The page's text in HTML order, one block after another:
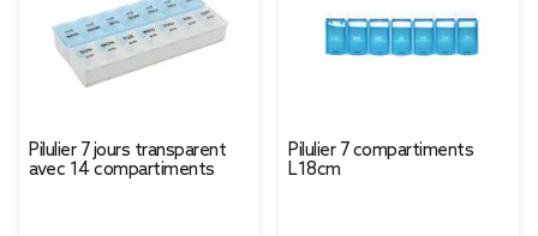
Pilulier 7 jours transparent
avec 14 compartiments
Pilulier 7 compartiments
L18cm